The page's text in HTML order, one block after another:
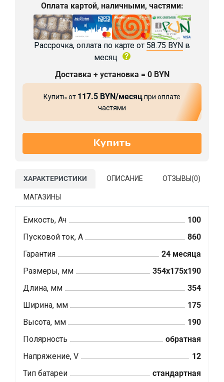
Оплата картой, наличными, частями:
Рассрочка, оплата по карте от 58.75 BYN в
месяц
Доставка + установка = 0 BYN
Купить от 117.5 BYN/месяцпри оплате
частями
ХАРАКТЕРИСТИКИ ОПИСАНИЕ ОТЗЫВЫ(0)
МАГАЗИНЫ
Емкость, Ач
100
Пусковой ток, А
860
Гарантия
24 месяца
Размеры, мм
354x175x190
Длина, мм
354
Ширина, мм
175
Высота, мм
190
Полярность
обратная
Напряжение, V
12
Тип батареи
стандартная